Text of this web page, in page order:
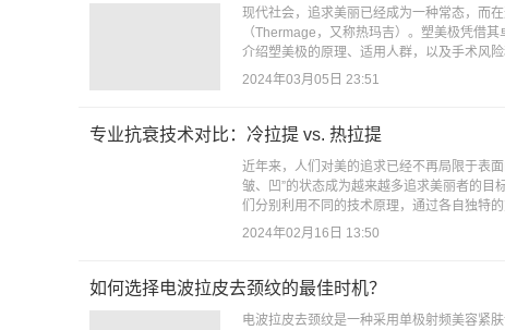
现代社会，追求美丽已经成为一种常态，而
（Thermage，又称热玛吉）。塑美极凭借
介绍塑美极的原理、适用人群，以及手术风
2024年03月05日 23:51
专业抗衰技术对比：冷拉提 vs. 热拉提
近年来，人们对美的追求已经不再局限于表
皱、凹”的状态成为越来越多追求美丽者的
们分别利用不同的技术原理，通过各自独特
2024年02月16日 13:50
如何选择电波拉皮去颈纹的最佳时机？
电波拉皮去颈纹是一种采用单极射频美容紧